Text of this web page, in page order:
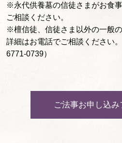
※永代供養墓の信徒さまがお食
ご相談ください。
※檀信徒、信徒さま以外の一般
詳細はお電話でご相談ください
6771-0739）
ご法事お申し込